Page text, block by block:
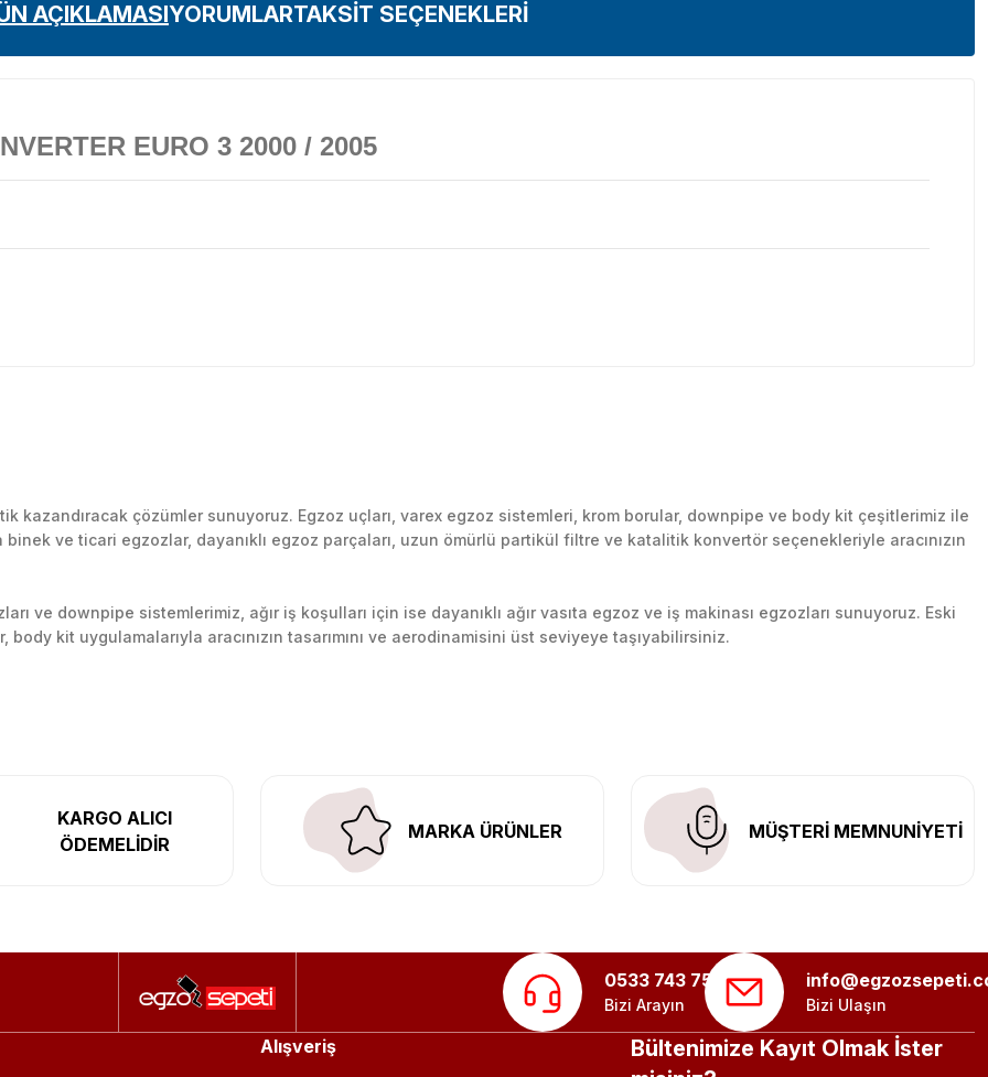
AÇIKLAMASIYORUMLARTAKSİT SEÇENEKLERİ
EURO 3 2000 / 2005
Yorum Yaz
kazandıracak çözümler sunuyoruz. Egzoz uçları, varex egzoz sistemleri, krom borular, downpipe ve body kit çeşitlerimiz ile
ve ticari egzozlar, dayanıklı egzoz parçaları, uzun ömürlü partikül filtre ve katalitik konvertör seçenekleriyle aracınızın
ve downpipe sistemlerimiz, ağır iş koşulları için ise dayanıklı ağır vasıta egzoz ve iş makinası egzozları sunuyoruz. Eski
kit uygulamalarıyla aracınızın tasarımını ve aerodinamisini üst seviyeye taşıyabilirsiniz.
KARGO ALICI
ÖDEMELİDİR
MARKA ÜRÜNLER MÜŞTERİ MEMNUNİYETİ
0533 743 75 56
Bizi Arayın Bizi Ulaşın
Alışveriş
Bültenimize Kayıt Olmak İster